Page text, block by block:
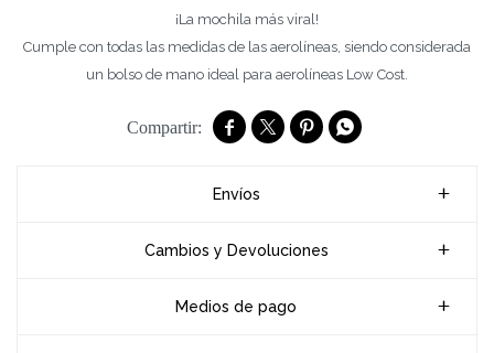
¡La mochila más viral!
Cumple con todas las medidas de las aerolíneas, siendo considerada
un bolso de mano ideal para aerolíneas Low Cost.
   
Envíos
Cambios y Devoluciones
Medios de pago